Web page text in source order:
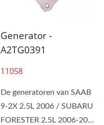
Generator -
A2TG0391
11058
De generatoren van SAAB
9-2X 2.5L 2006 / SUBARU
FORESTER 2.5L 2006-2009